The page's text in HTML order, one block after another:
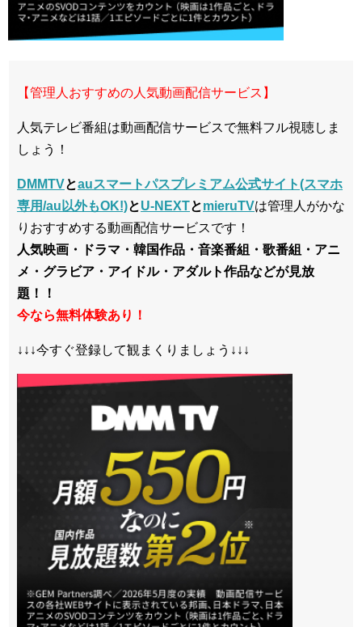
【管理人おすすめの人気動画配信サービス】
人気テレビ番組は動画配信サービスで無料フル視聴しま
しょう！
DMMTVとauスマートパスプレミアム公式サイト(スマホ
専用/au以外もOK!)とU-NEXTとmieruTVは管理人がかな
りおすすめする動画配信サービスです！
人気映画・ドラマ・韓国作品・音楽番組・歌番組・アニ
メ・グラビア・アイドル・アダルト作品などが見放
題！！
今なら無料体験あり！
↓↓↓今すぐ登録して観まくりましょう↓↓↓